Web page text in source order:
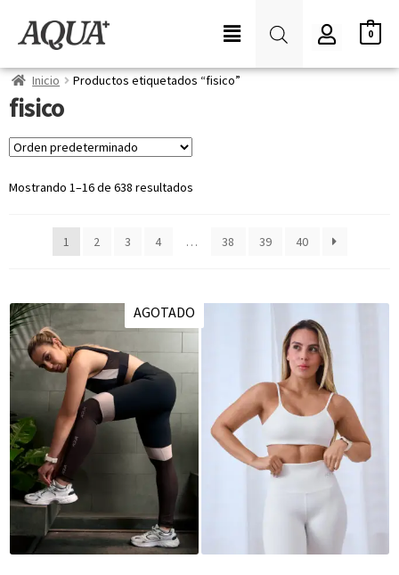
0
Inicio Productos etiquetados “fisico”
fisico
Mostrando 1–16 de 638 resultados
1 2 3 4 … 38 39 40
AGOTADO